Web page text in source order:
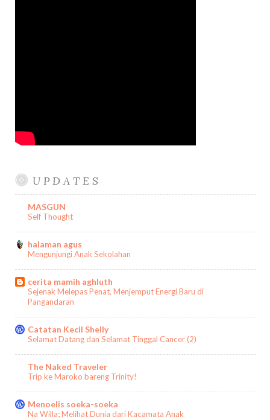
U P D A T E S
MASGUN
Self Thought
halaman agus
Mengunjungi Anak Sekolahan
cerita mamih aghluth
Sejenak Melepas Penat, Menjemput Energi Baru di
Pangandaran
Catatan Kecil Shelly
Selamat Datang dan Selamat Tinggal Cancer (2)
The Naked Traveler
Trip ke Maroko bareng Trinity!
Menoelis soeka-soeka
Na Willa; Melihat Dunia dari Kacamata Anak